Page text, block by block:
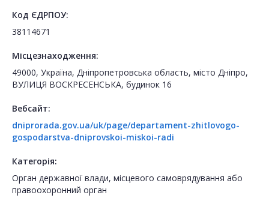
Код ЄДРПОУ:
38114671
Місцезнаходження:
49000, Україна, Дніпропетровська область, місто Дніпро,
ВУЛИЦЯ ВОСКРЕСЕНСЬКА, будинок 16
Вебсайт:
dniprorada.gov.ua/uk/page/departament-zhitlovogo-
gospodarstva-dniprovskoi-miskoi-radi
Категорія:
Орган державної влади, місцевого самоврядування або
правоохоронний орган